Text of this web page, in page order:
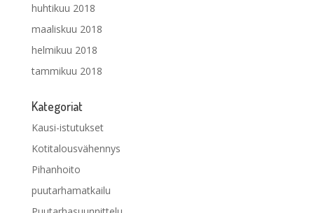
huhtikuu 2018
maaliskuu 2018
helmikuu 2018
tammikuu 2018
Kategoriat
Kausi-istutukset
Kotitalousvähennys
Pihanhoito
puutarhamatkailu